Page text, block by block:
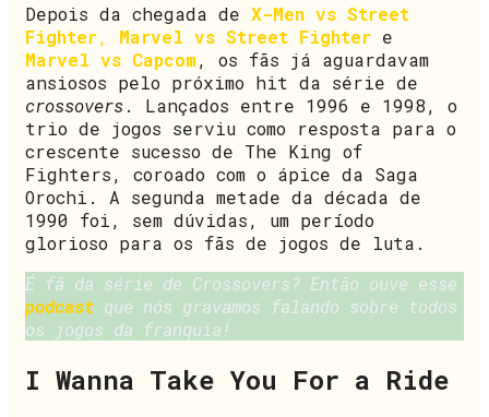
Depois da chegada de X-Men vs Street
Fighter, Marvel vs Street Fighter e
Marvel vs Capcom, os fãs já aguardavam
ansiosos pelo próximo hit da série de
crossovers. Lançados entre 1996 e 1998, o
trio de jogos serviu como resposta para o
crescente sucesso de The King of
Fighters, coroado com o ápice da Saga
Orochi. A segunda metade da década de
1990 foi, sem dúvidas, um período
glorioso para os fãs de jogos de luta.
É fã da série de Crossovers? Então ouve esse
podcast que nós gravamos falando sobre todos
os jogos da franquia!
I Wanna Take You For a Ride